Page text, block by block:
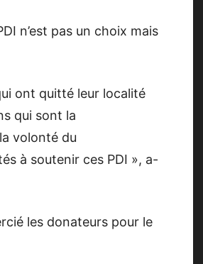
n’est pas un choix mais
ont quitté leur localité
qui sont la
volonté du
à soutenir ces PDI », a-
les donateurs pour le